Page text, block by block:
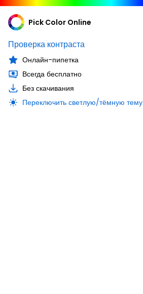
Pick Color Online
Проверка контраста
Онлайн-пипетка
Всегда бесплатно
Без скачивания
Переключить светлую/тёмную тему